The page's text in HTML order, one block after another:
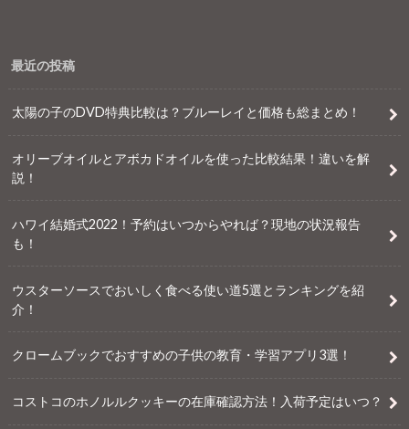
最近の投稿
太陽の子のDVD特典比較は？ブルーレイと価格も総まとめ！
オリーブオイルとアボカドオイルを使った比較結果！違いを解
説！
ハワイ結婚式2022！予約はいつからやれば？現地の状況報告
も！
ウスターソースでおいしく食べる使い道5選とランキングを紹
介！
クロームブックでおすすめの子供の教育・学習アプリ3選！
コストコのホノルルクッキーの在庫確認方法！入荷予定はいつ？